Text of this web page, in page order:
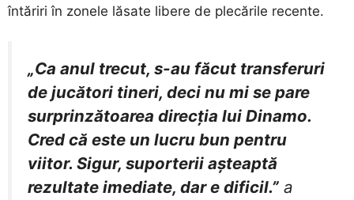
întăriri în zonele lăsate libere de plecările recente.
„Ca anul trecut, s-au făcut transferuri
de jucători tineri, deci nu mi se pare
surprinzătoarea direcția lui Dinamo.
Cred că este un lucru bun pentru
viitor. Sigur, suporterii așteaptă
rezultate imediate, dar e dificil.” a